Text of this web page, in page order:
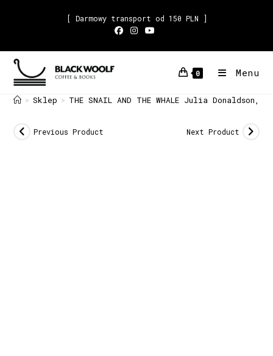
[ Darmowy transport od 150 PLN ]
0 Menu
> Sklep > THE SNAIL AND THE WHALE Julia
Previous Product Next Product